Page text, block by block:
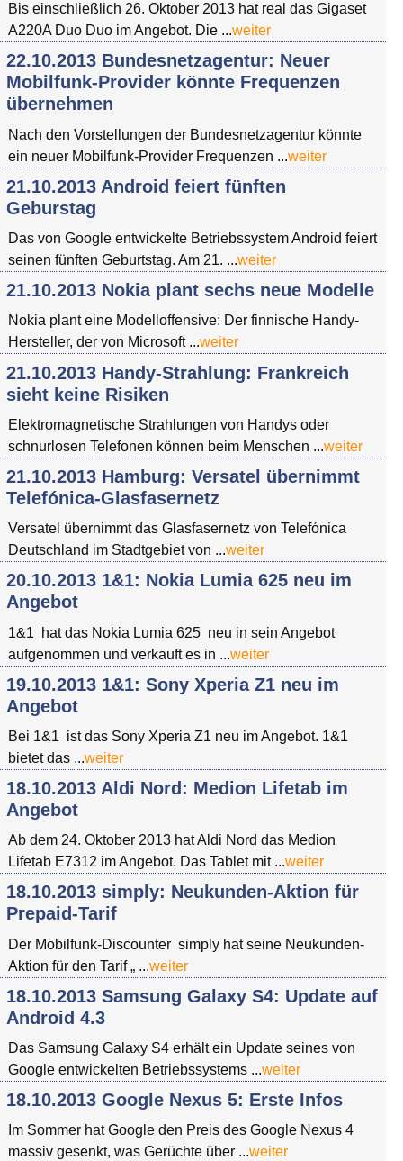
Bis einschließlich 26. Oktober 2013 hat real das Gigaset
A220A Duo Duo im Angebot. Die ...weiter
22.10.2013 Bundesnetzagentur: Neuer
Mobilfunk-Provider könnte Frequenzen
übernehmen
Nach den Vorstellungen der Bundesnetzagentur könnte
ein neuer Mobilfunk-Provider Frequenzen ...weiter
21.10.2013 Android feiert fünften
Geburstag
Das von Google entwickelte Betriebssystem Android feiert
seinen fünften Geburtstag. Am 21. ...weiter
21.10.2013 Nokia plant sechs neue Modelle
Nokia plant eine Modelloffensive: Der finnische Handy-
Hersteller, der von Microsoft ...weiter
21.10.2013 Handy-Strahlung: Frankreich
sieht keine Risiken
Elektromagnetische Strahlungen von Handys oder
schnurlosen Telefonen können beim Menschen ...weiter
21.10.2013 Hamburg: Versatel übernimmt
Telefónica-Glasfasernetz
Versatel übernimmt das Glasfasernetz von Telefónica
Deutschland im Stadtgebiet von ...weiter
20.10.2013 1&1: Nokia Lumia 625 neu im
Angebot
1&1 hat das Nokia Lumia 625 neu in sein Angebot
aufgenommen und verkauft es in ...weiter
19.10.2013 1&1: Sony Xperia Z1 neu im
Angebot
Bei 1&1 ist das Sony Xperia Z1 neu im Angebot. 1&1
bietet das ...weiter
18.10.2013 Aldi Nord: Medion Lifetab im
Angebot
Ab dem 24. Oktober 2013 hat Aldi Nord das Medion
Lifetab E7312 im Angebot. Das Tablet mit ...weiter
18.10.2013 simply: Neukunden-Aktion für
Prepaid-Tarif
Der Mobilfunk-Discounter simply hat seine Neukunden-
Aktion für den Tarif „ ...weiter
18.10.2013 Samsung Galaxy S4: Update auf
Android 4.3
Das Samsung Galaxy S4 erhält ein Update seines von
Google entwickelten Betriebssystems ...weiter
18.10.2013 Google Nexus 5: Erste Infos
Im Sommer hat Google den Preis des Google Nexus 4
massiv gesenkt, was Gerüchte über ...weiter